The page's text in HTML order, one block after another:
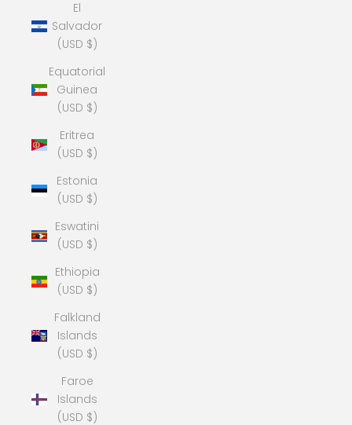
El
Salvador
(USD $)
Equatorial
Guinea
(USD $)
Eritrea
(USD $)
Estonia
(USD $)
Eswatini
(USD $)
Ethiopia
(USD $)
Falkland
Islands
(USD $)
Faroe
Islands
(USD $)